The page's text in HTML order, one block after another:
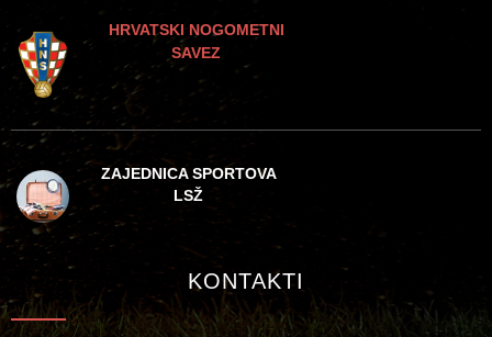
HRVATSKI NOGOMETNI
SAVEZ
ZAJEDNICA SPORTOVA
LSŽ
KONTAKTI